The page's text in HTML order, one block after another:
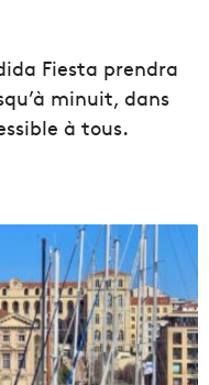
Fiesta prendra
minuit, dans
à tous.